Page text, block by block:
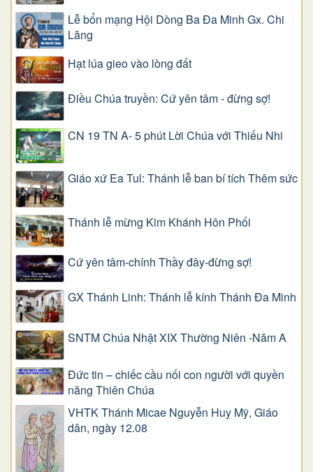
Lễ bổn mạng Hội Dòng Ba Đa Minh Gx. Chi
Lăng
Hạt lúa gieo vào lòng đất
Điều Chúa truyền: Cứ yên tâm - đừng sợ!
CN 19 TN A- 5 phút Lời Chúa với Thiếu Nhi
Giáo xứ Ea Tul: Thánh lễ ban bí tích Thêm sức
Thánh lễ mừng Kim Khánh Hôn Phối
Cứ yên tâm-chính Thầy đây-đừng sợ!
GX Thánh Linh: Thánh lễ kính Thánh Đa Minh
SNTM Chúa Nhật XIX Thường Niên -Năm A
Đức tin – chiếc cầu nối con người với quyền
năng Thiên Chúa
VHTK Thánh Micae Nguyễn Huy Mỹ, Giáo
dân, ngày 12.08